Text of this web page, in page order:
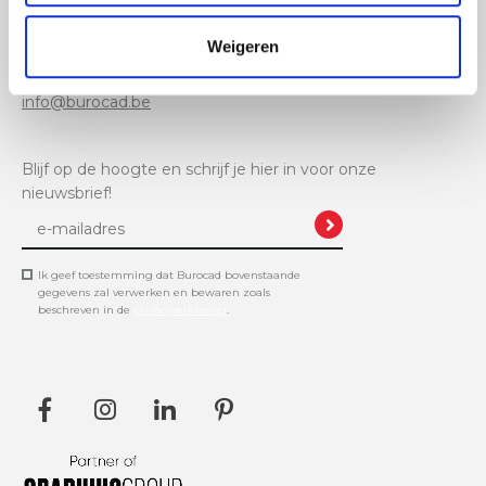
Weigeren
Blijf op de hoogte en schrijf je hier in voor onze
nieuwsbrief!
Ik geef toestemming dat Burocad bovenstaande
gegevens zal verwerken en bewaren zoals
beschreven in de
Burocad:
+32 11 61 11 48
info@burocad.be